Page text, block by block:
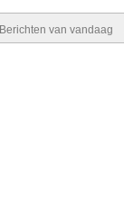
Berichten van vandaag